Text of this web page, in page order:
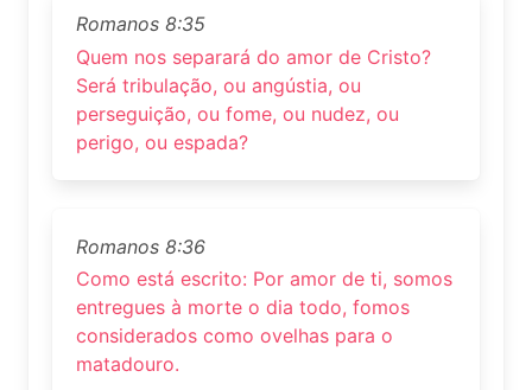
Romanos 8:35
Quem nos separará do amor de Cristo?
Será tribulação, ou angústia, ou
perseguição, ou fome, ou nudez, ou
perigo, ou espada?
Romanos 8:36
Como está escrito: Por amor de ti, somos
entregues à morte o dia todo, fomos
considerados como ovelhas para o
matadouro.